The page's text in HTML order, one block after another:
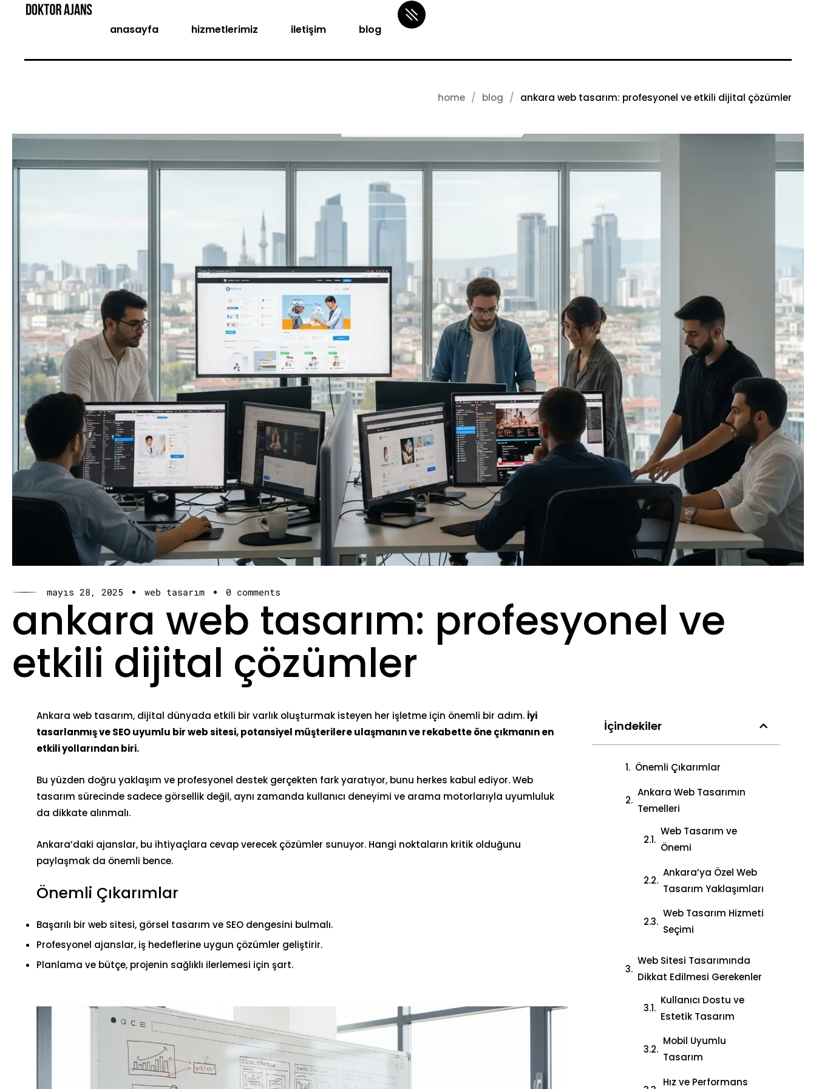
anasayfa hizmetlerimiz iletişim blog
home blog ankara web tasarım: profesyonel ve etkili dijital çözümler
mayıs 28, 2025 web tasarım 0 comments
ankara web tasarım: profesyonel ve
etkili dijital çözümler
Ankara web tasarım, dijital dünyada etkili bir varlık oluşturmak isteyen her işletme için önemli bir adım. İyi
tasarlanmış ve SEO uyumlu bir web sitesi, potansiyel müşterilere ulaşmanın ve rekabette öne çıkmanın en
etkili yollarından biri.
Bu yüzden doğru yaklaşım ve profesyonel destek gerçekten fark yaratıyor, bunu herkes kabul ediyor. Web
tasarım sürecinde sadece görsellik değil, aynı zamanda kullanıcı deneyimi ve arama motorlarıyla uyumluluk
da dikkate alınmalı.
Ankara’daki ajanslar, bu ihtiyaçlara cevap verecek çözümler sunuyor. Hangi noktaların kritik olduğunu
paylaşmak da önemli bence.
Önemli Çıkarımlar
Başarılı bir web sitesi, görsel tasarım ve SEO dengesini bulmalı.
Profesyonel ajanslar, iş hedeflerine uygun çözümler geliştirir.
Planlama ve bütçe, projenin sağlıklı ilerlemesi için şart.
İçindekiler
Önemli Çıkarımlar
Ankara Web Tasarımın
Temelleri
Web Tasarım ve
Önemi
Ankara’ya Özel Web
Tasarım Yaklaşımları
Web Tasarım Hizmeti
Seçimi
Web Sitesi Tasarımında
Dikkat Edilmesi Gerekenler
Kullanıcı Dostu ve
Estetik Tasarım
Mobil Uyumlu
Tasarım
Hız ve Performans